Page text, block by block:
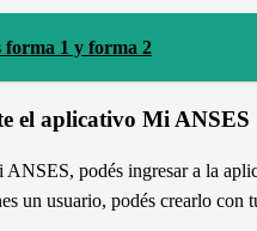
forma 1 y forma 2
el aplicativo Mi ANSES
podés ingresar a la
un usuario, podés crearlo con